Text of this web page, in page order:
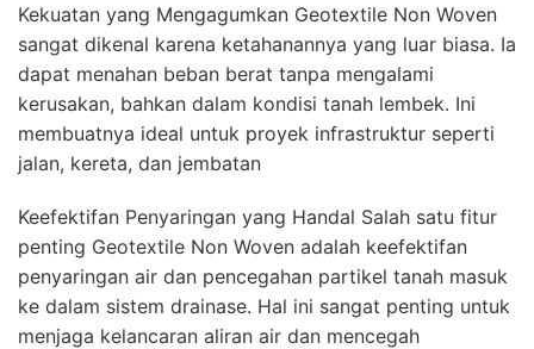
Kekuatan yang Mengagumkan Geotextile Non Woven
sangat dikenal karena ketahanannya yang luar biasa. Ia
dapat menahan beban berat tanpa mengalami
kerusakan, bahkan dalam kondisi tanah lembek. Ini
membuatnya ideal untuk proyek infrastruktur seperti
jalan, kereta, dan jembatan
Keefektifan Penyaringan yang Handal Salah satu fitur
penting Geotextile Non Woven adalah keefektifan
penyaringan air dan pencegahan partikel tanah masuk
ke dalam sistem drainase. Hal ini sangat penting untuk
menjaga kelancaran aliran air dan mencegah